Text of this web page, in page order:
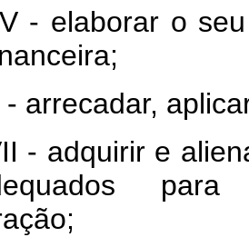
o seu
aplicar
e